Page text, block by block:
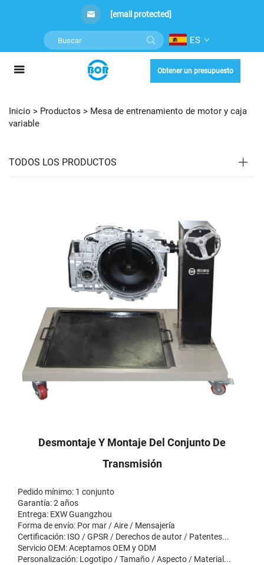
[email protected]
ES
Obtener un presupuesto
Inicio > Productos > Mesa de entrenamiento de motor y caja
variable
TODOS LOS PRODUCTOS
Desmontaje Y Montaje Del Conjunto De
Transmisión
Pedido mínimo: 1 conjunto
Garantía: 2 años
Entrega: EXW Guangzhou
Forma de envío: Por mar / Aire / Mensajería
Certificación: ISO / GPSR / Derechos de autor / Patentes...
Servicio OEM: Aceptamos OEM y ODM
Personalización: Logotipo / Tamaño / Aspecto / Material...